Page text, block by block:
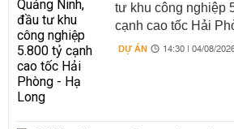
tư khu công nghiệp
cạnh cao tốc Hải
Long
DỰ ÁN 14:30 | 04/08/